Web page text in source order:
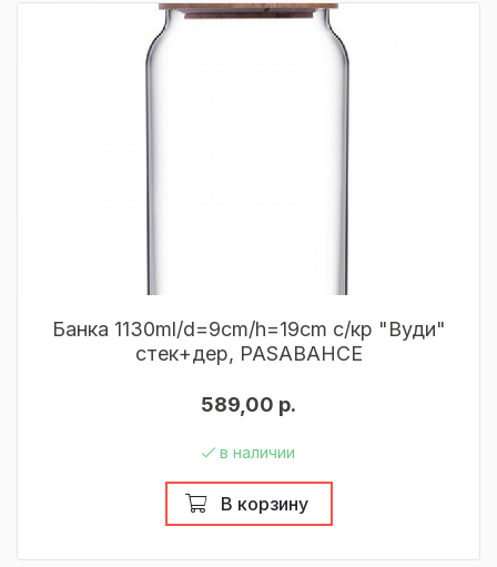
Банка 1130ml/d=9cm/h=19cm с/кр "Вуди"
стек+дер, PASABAHCE
589,00 р.
в наличии
В корзину